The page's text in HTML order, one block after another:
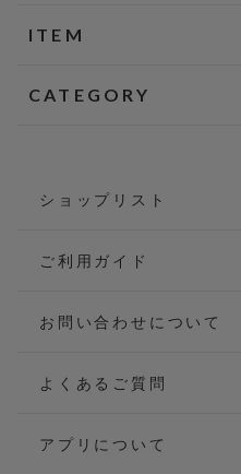
ITEM
CATEGORY
ショップリスト
ご利用ガイド
お問い合わせについて
よくあるご質問
アプリについて